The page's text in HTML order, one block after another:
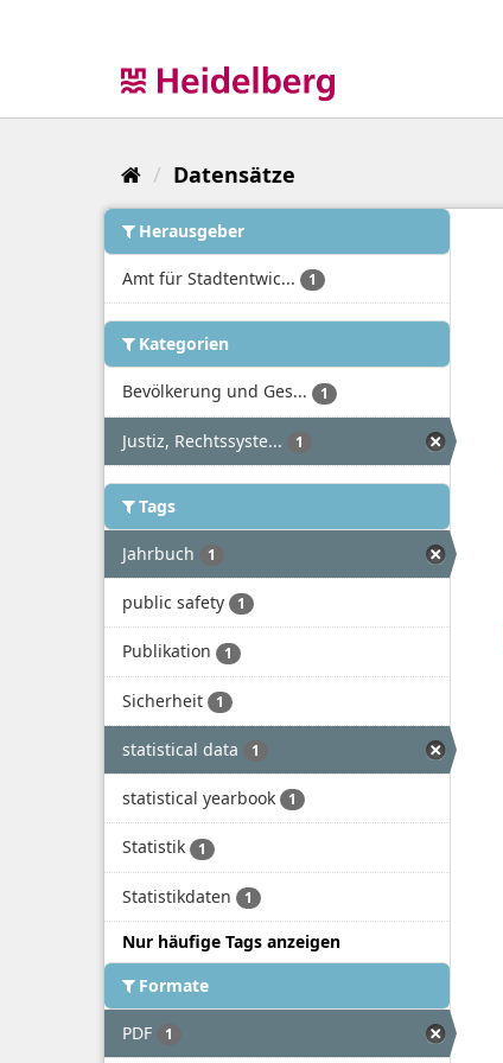
Datensätze
Herausgeber
Amt für Stadtentwic... 1
Kategorien
Bevölkerung und Ges... 1
Justiz, Rechtssyste... 1
Tags
Jahrbuch 1
public safety 1
Publikation 1
Sicherheit 1
statistical data 1
statistical yearbook 1
Statistik 1
Statistikdaten 1
Nur häufige Tags anzeigen
Formate
PDF 1